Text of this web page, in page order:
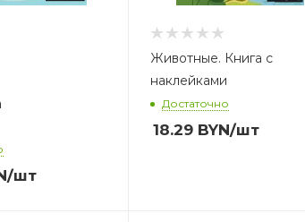
/шт
Животные. Книга с
наклейками
Достаточно
18.29BYN/шт